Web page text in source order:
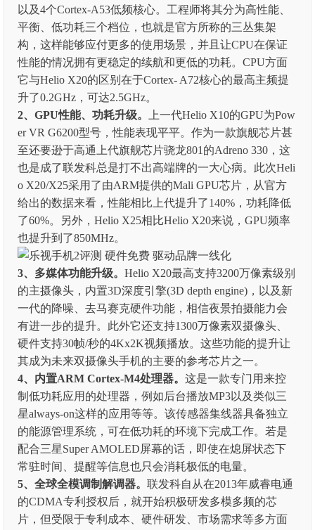
以及4个Cortex-A53低频核心。工程师将其分为高性能、
平衡、低功耗三个档位，也就是官方所称的三丛集架
构，这样能够应付更多的使用场景，并且让CPU在保证
性能的情况拥有更稳定的续航和更低的功耗。CPU方面
它与Helio X20的区别在于Cortex- A72核心的最高主频提
升了0.2GHz，可达2.5GHz。
2、GPU性能、功耗升级。
上一代Helio X10的GPU为Pow
er VR G6200型号，性能表现平平。作为一款旗舰芯片甚
至还要逊于高通上代旗舰芯片骁龙801的Adreno 330，这
也是成了联发科总是打不出高端牌的一大心病。此次Heli
o X20/X25采用了由ARM提供的Mali GPU芯片，从官方
给出的数据来看，性能相比上代提升了140%，功耗降低
了60%。另外，Helio X25相比Helio X20来说，GPU频率
也提升到了850MHz。
3、多媒体功能升级。Helio X20最高支持3200万像素级别
的主摄像头，内置3D深度引擎(3D depth engine)，以及新
一代的降噪、去马赛克硬件功能，相信夜景拍摄能力会
有进一步的提升。此外它还支持1300万像素双摄像头、
硬件支持30帧/秒的4Kx2K视频播放。这些功能的提升让
其成为未来双摄像头手机的主要的参考芯片之一。
4、内置ARM Cortex-M4处理器。这是一款专门用来控
制低功耗应用的处理器，例如后台播放MP3以及类似三
星always-on这样的应用等等。该传感器集线器具备独立
的能源管理系统，可在低功耗的环境下完成工作。若是
配合三星Super AMOLED屏幕的话，即使在熄屏状态下
常驻时间、提醒等信息也只会消耗极低的电量。
5、全球全模调制解调器。联发科自从在2013年威睿电通
的CDMA专利授权后，就开始积极研发多模多频的芯
片，但受限于专利成本、硬件研发、市场需求等多方面